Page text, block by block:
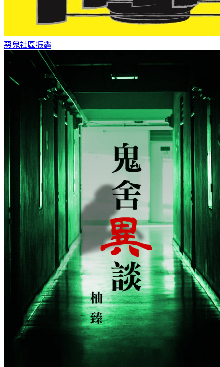
惡鬼社區振鑫